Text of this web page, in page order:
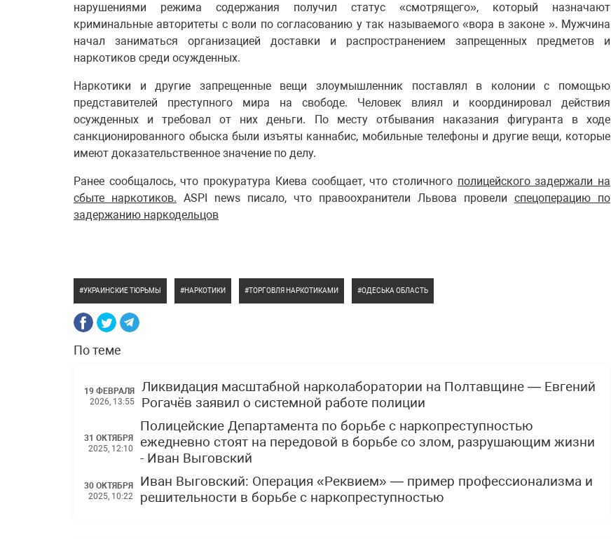
нарушениями режима содержания получил статус «смотрящего», который назначают
криминальные авторитеты с воли по согласованию у так называемого «вора в законе ». Мужчина
начал заниматься организацией доставки и распространением запрещенных предметов и
наркотиков среди осужденных.
Наркотики и другие запрещенные вещи злоумышленник поставлял в колонии с помощью
представителей преступного мира на свободе. Человек влиял и координировал действия
осужденных и требовал от них деньги. По месту отбывания наказания фигуранта в ходе
санкционированного обыска были изъяты каннабис, мобильные телефоны и другие вещи, которые
имеют доказательственное значение по делу.
Ранее сообщалось, что прокуратура Киева сообщает, что столичного полицейского задержали на
сбыте наркотиков. ASPI news писало, что правоохранители Львова провели спецоперацию по
задержанию наркодельцов
УКРАИНСКИЕ ТЮРЬМЫ НАРКОТИКИ ТОРГОВЛЯ НАРКОТИКАМИ ОДЕСЬКА ОБЛАСТЬ
По теме
19 ФЕВРАЛЯ
2026, 13:55
Ликвидация масштабной нарколаборатории на Полтавщине — Евгений
Рогачёв заявил о системной работе полиции
31 ОКТЯБРЯ
2025, 12:10
Полицейские Департамента по борьбе с наркопреступностью
ежедневно стоят на передовой в борьбе со злом, разрушающим жизни
- Иван Выговский
30 ОКТЯБРЯ
2025, 10:22
Иван Выговский: Операция «Реквием» — пример профессионализма и
решительности в борьбе с наркопреступностью